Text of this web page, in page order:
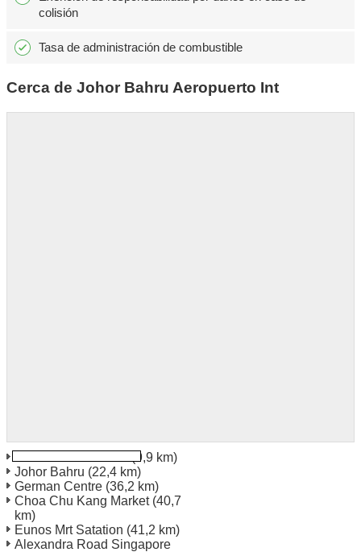
colisión
Tasa de administración de combustible
Cerca de Johor Bahru Aeropuerto Int
(9,9 km)
Johor Bahru (22,4 km)
German Centre (36,2 km)
Choa Chu Kang Market(40,7
km)
Eunos Mrt Satation (41,2 km)
Alexandra Road Singapore